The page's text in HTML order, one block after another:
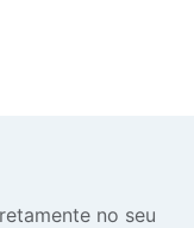
no seu